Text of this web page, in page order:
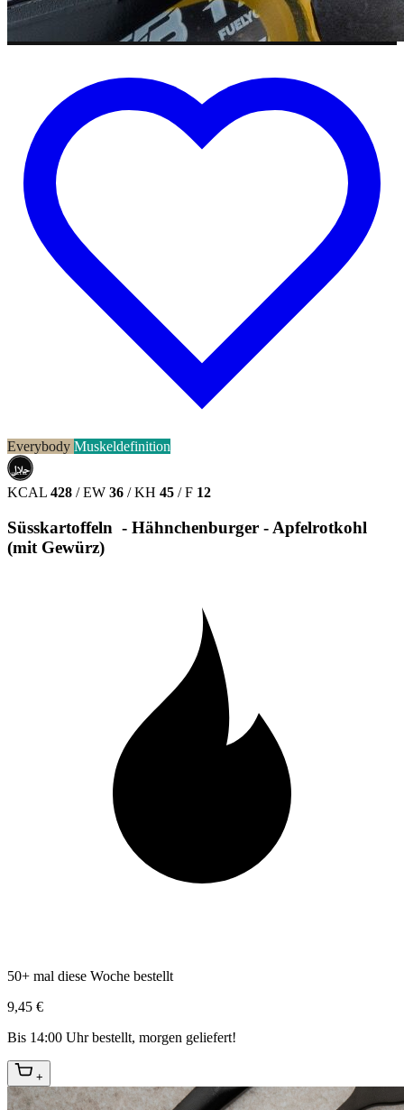
Everybody Muskeldefinition
حلال
HALAL
KCAL 428 / EW 36 / KH 45 / F 12
Süsskartoffeln - Hähnchenburger - Apfelrotkohl
(mit Gewürz)
50+ mal diese Woche bestellt
9,45 €
Bis 14:00 Uhr bestellt, morgen geliefert!
+